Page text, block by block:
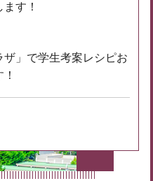
す！
ザ」で学生考案レシピお